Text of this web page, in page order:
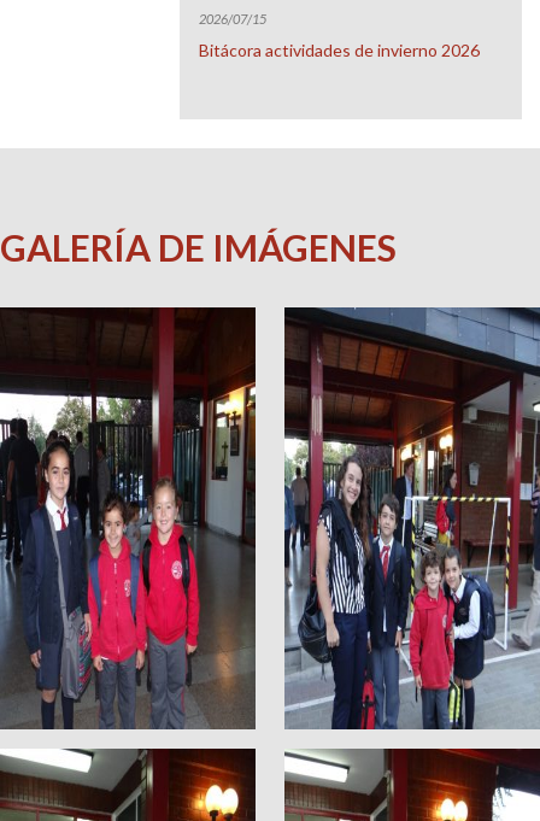
2026/07/15
Bitácora actividades de invierno 2026
GALERÍA DE IMÁGENES